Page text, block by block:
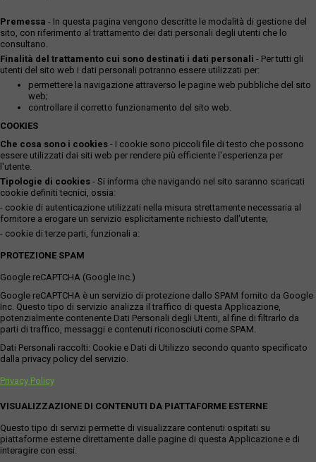
Premessa - In questa pagina vengono descritte le modalità di gestione del
sito, con riferimento al trattamento dei dati personali degli utenti che lo
consultano.
Finalità del trattamento cui sono destinati i dati personali - Per tutti gli
utenti del sito web i dati personali potranno essere utilizzati per:
permettere la navigazione attraverso le pagine web pubbliche del sito
web;
controllare il corretto funzionamento del sito web.
COOKIES
Che cosa sono i cookies - I cookie sono piccoli file di testo che possono
essere utilizzati dai siti web per rendere più efficiente l'esperienza per
l'utente.
Tipologie di cookies - Si informa che navigando nel sito saranno scaricati
cookie definiti tecnici, ossia:
- cookie di autenticazione utilizzati nella misura strettamente necessaria al
fornitore a erogare un servizio esplicitamente richiesto dall'utente;
- cookie di terze parti, funzionali a:
PROTEZIONE SPAM
Google reCAPTCHA (Google Inc.)
Google reCAPTCHA è un servizio di protezione dallo SPAM fornito da Google
Inc. Questo tipo di servizio analizza il traffico di questa Applicazione,
potenzialmente contenente Dati Personali degli Utenti, al fine di filtrarlo da
parti di traffico, messaggi e contenuti riconosciuti come SPAM.
Dati Personali raccolti: Cookie e Dati di Utilizzo secondo quanto specificato
dalla privacy policy del servizio.
Privacy Policy
VISUALIZZAZIONE DI CONTENUTI DA PIATTAFORME ESTERNE
Questo tipo di servizi permette di visualizzare contenuti ospitati su
piattaforme esterne direttamente dalle pagine di questa Applicazione e di
interagire con essi.